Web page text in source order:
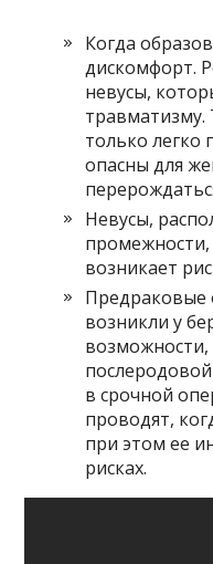
Когда
дискомфорт.
невусы,
травматизму.
только легко
опасны для
Невусы,
возникает
Предраковые
возникли у
в срочной
проводят,
при этом ее
рисках.